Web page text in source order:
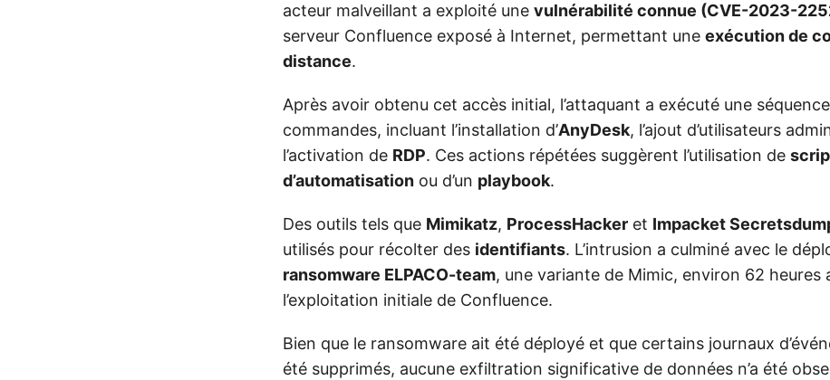
acteur malveillant a exploité une vulnérabilité connue (CVE-2023-
serveur Confluence exposé à Internet, permettant une exécution de
distance.
Après avoir obtenu cet accès initial, l’attaquant a exécuté une
commandes, incluant l’installation d’AnyDesk, l’ajout d’utilisateurs
l’activation de RDP. Ces actions répétées suggèrent l’utilisation de
d’automatisation ou d’un playbook.
Des outils tels que Mimikatz, ProcessHacker et Impacket
utilisés pour récolter des identifiants. L’intrusion a culminé avec le
ransomware ELPACO-team, une variante de Mimic, environ 62 heures
l’exploitation initiale de Confluence.
Bien que le ransomware ait été déployé et que certains journaux
été supprimés, aucune exfiltration significative de données n’a été